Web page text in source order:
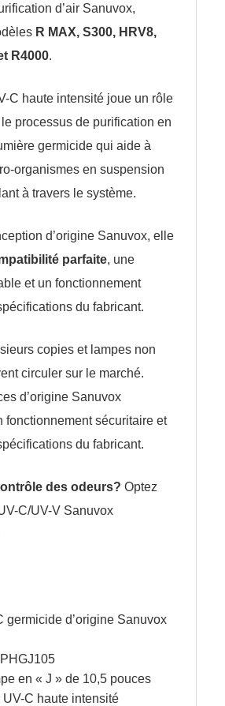
d’air Sanuvox,
R MAX, S300, HRV8,
R4000.
C haute intensité joue un rôle
processus de purification en
germicide qui aide à
organismes en suspension
à travers le système.
d’origine Sanuvox, elle
parfaite, une
et un fonctionnement
du fabricant.
copies et lampes non
circuler sur le marché.
d’origine Sanuvox
fonctionnement sécuritaire et
du fabricant.
des odeurs? Optez
C/UV-V Sanuvox
germicide d’origine Sanuvox
en « J » de 10,5 pouces
C haute intensité